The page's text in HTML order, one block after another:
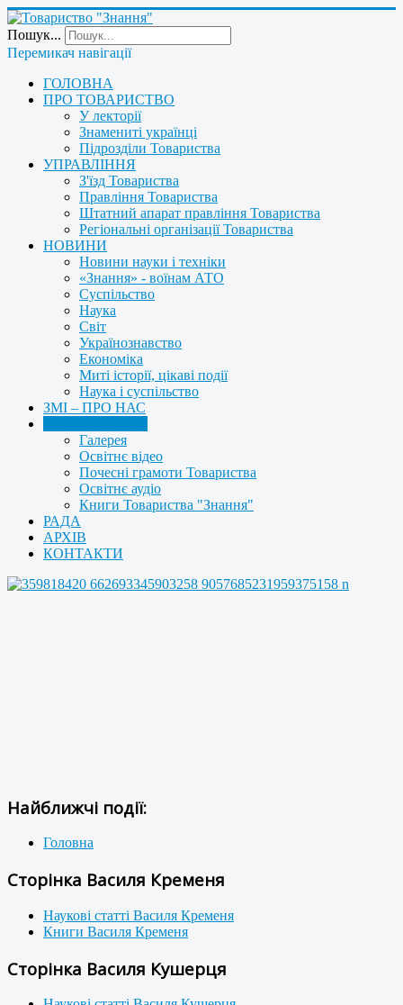
Пошук...
Перемикач навігації
ГОЛОВНА
ПРО ТОВАРИСТВО
У лекторії
Знамениті українці
Підрозділи Товариства
УПРАВЛІННЯ
З'їзд Товариства
Правління Товариства
Штатний апарат правління Товариства
Регіональні організації Товариства
НОВИНИ
Новини науки і техніки
«Знання» - воїнам АТО
Суспільство
Наука
Світ
Українознавство
Економіка
Миті історії, цікаві події
Наука і суспільство
ЗМІ – ПРО НАС
Галерея
Освітнє відео
Почесні грамоти Товариства
Освітнє аудіо
Книги Товариства "Знання"
РАДА
АРХІВ
КОНТАКТИ
Найближчі події:
Головна
Сторінка Василя Кременя
Наукові статті Василя Кременя
Книги Василя Кременя
Сторінка Василя Кушерця